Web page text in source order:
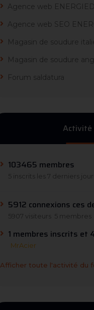
Agence web
Agence web SEO
Magasin de soudure
Magasin de soudure
Forum saldatura
Activité
103465 membres
5 inscrits les 7 derniers jours
5912 connexions ces
5907 visiteurs 5 membres
1 membres inscrits et
MrAcier
Afficher toute l'activité du